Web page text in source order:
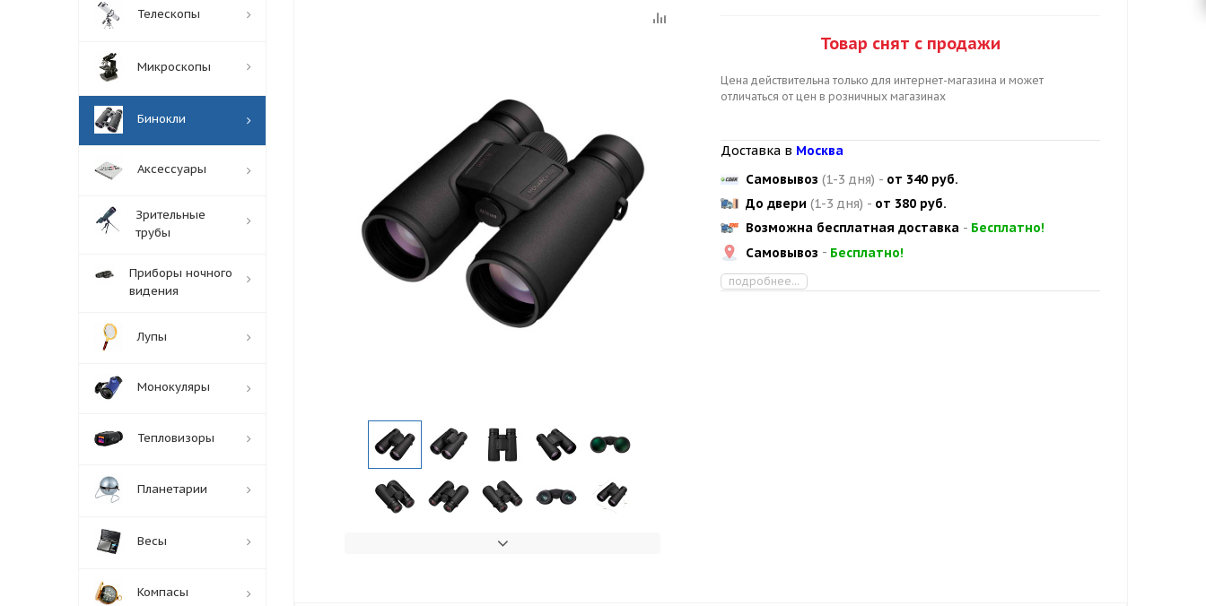
Товар снят с продажи
Цена действительна только для интернет-магазина и может
отличаться от цен в розничных магазинах
Доставка в Москва
Самовывоз (1-3 дня) - от 340 руб.
До двери (1-3 дня) - от 380 руб.
Возможна бесплатная доставка - Бесплатно!
Самовывоз - Бесплатно!
подробнее...
Телескопы
Микроскопы
Бинокли
Аксессуары
Зрительные
трубы
Приборы ночного
видения
Лупы
Монокуляры
Тепловизоры
Планетарии
Весы
Компасы